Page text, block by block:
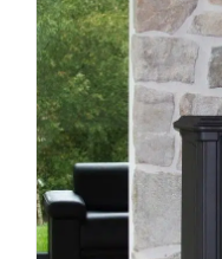
|
מוקד
חום
–
סוף
עונה